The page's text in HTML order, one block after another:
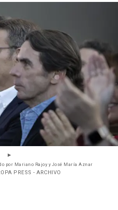
por Mariano Rajoy y José María Aznar
PRESS - ARCHIVO